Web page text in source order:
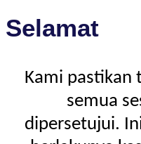
Selamat
Kami pastikan
semua
dipersetujui.